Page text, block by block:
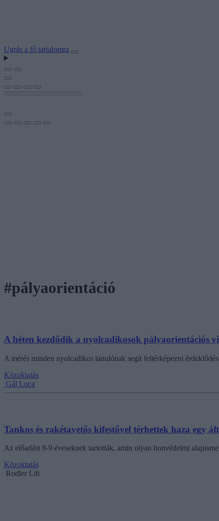
Ugrás a fő tartalomra
#pályaorientáció
A héten kezdődik a nyolcadikosok pályaorientációs
A mérés minden nyolcadikos tanulónak segít feltérképezni
Közoktatás
Gál Luca
Tankos és rakétavetős kifestővel térhettek haza egy
Az előadást 8-9 éveseknek tartották, amin olyan honvédelmi
Közoktatás
Rodler Lili